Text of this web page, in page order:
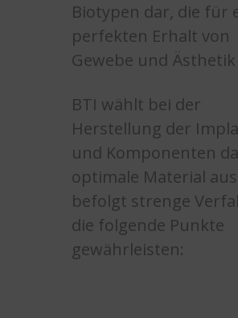
Biotypen dar, die für
perfekten Erhalt von
Gewebe und
BTI wählt bei der
Herstellung der
und Komponenten
optimale Material
befolgt strenge
die folgende Punkte
gewährleisten: